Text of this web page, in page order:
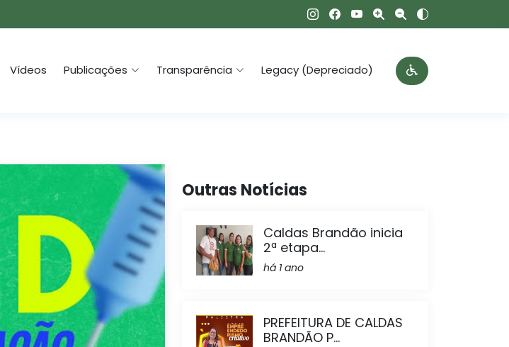
Vídeos Publicações Transparência Legacy (Depreciado)
Outras Notícias
Caldas Brandão inicia
2ª etapa...
há 1 ano
PREFEITURA DE CALDAS
BRANDÃO P...